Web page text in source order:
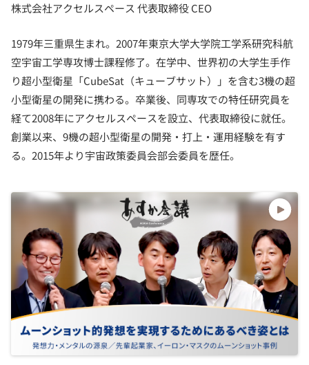
株式会社アクセルスペース 代表取締役 CEO
1979年三重県生まれ。2007年東京大学大学院工学系研究科航
空宇宙工学専攻博士課程修了。在学中、世界初の大学生手作
り超小型衛星「CubeSat（キューブサット）」を含む3機の超
小型衛星の開発に携わる。卒業後、同専攻での特任研究員を
経て2008年にアクセルスペースを設立、代表取締役に就任。
創業以来、9機の超小型衛星の開発・打上・運用経験を有す
る。2015年より宇宙政策委員会部会委員を歴任。